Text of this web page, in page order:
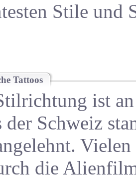
Stile und
Tattoos
ist
der Schweiz
die